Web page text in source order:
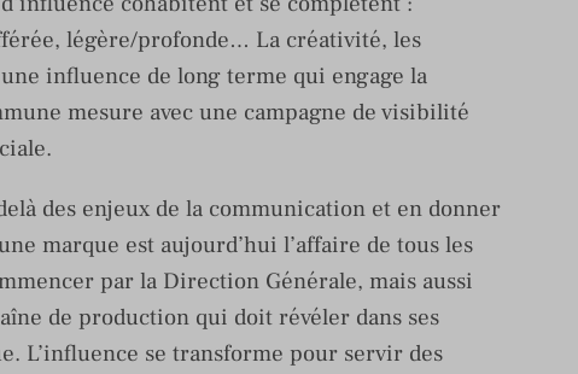
légère/profonde… La créativité, les
influence de long terme qui engage la
mesure avec une campagne de visibilité
des enjeux de la communication et en donner
marque est aujourd’hui l’affaire de tous les
par la Direction Générale, mais aussi
de production qui doit révéler dans ses
L’influence se transforme pour servir des